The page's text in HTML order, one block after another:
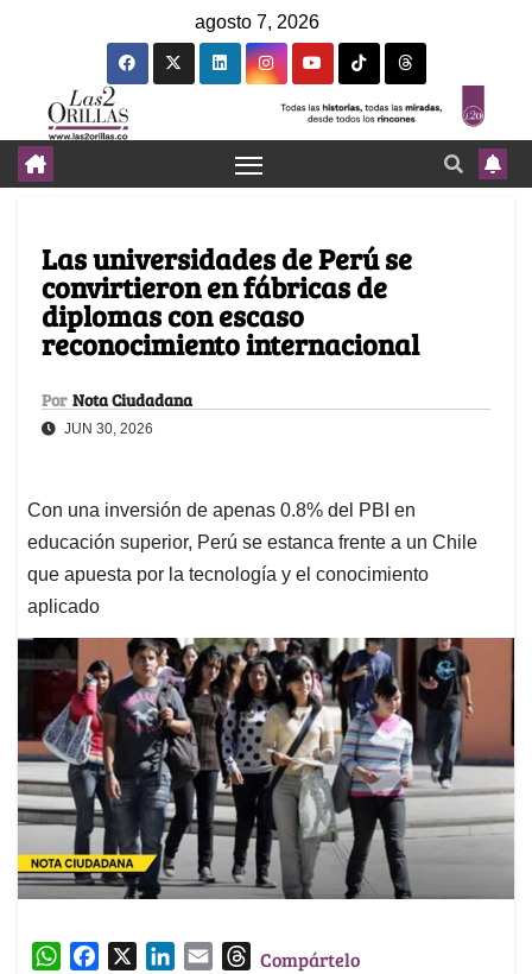
agosto 7, 2026
Las universidades de Perú se
convirtieron en fábricas de
diplomas con escaso
reconocimiento internacional
Por Nota Ciudadana
JUN 30, 2026
Con una inversión de apenas 0.8% del PBI en
educación superior, Perú se estanca frente a un Chile
que apuesta por la tecnología y el conocimiento
aplicado
W
TCompártelo